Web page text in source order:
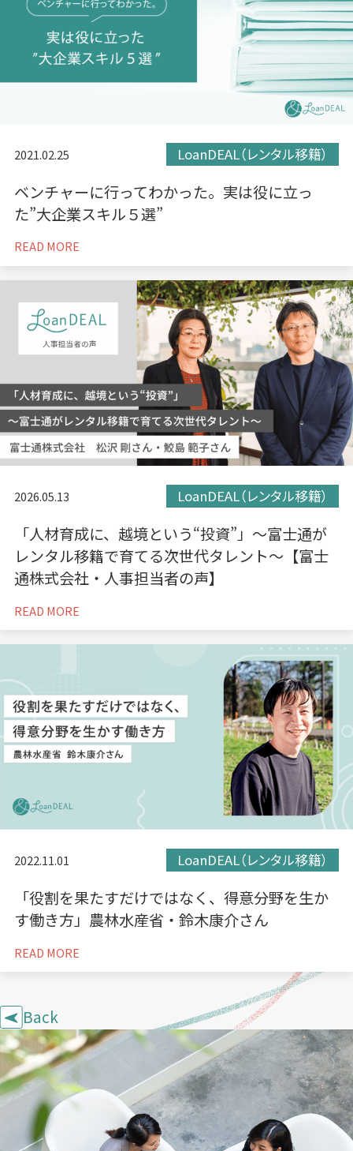
2021.02.25 LoanDEAL（レンタル移籍）
ベンチャーに行ってわかった。実は役に立っ
た”大企業スキル５選”
READ MORE
2026.05.13 LoanDEAL（レンタル移籍）
「人材育成に、越境という“投資”」〜富士通が
レンタル移籍で育てる次世代タレント〜【富士
通株式会社・人事担当者の声】
READ MORE
2022.11.01 LoanDEAL（レンタル移籍）
「役割を果たすだけではなく、得意分野を生か
す働き方」農林水産省・鈴木康介さん
READ MORE
Back